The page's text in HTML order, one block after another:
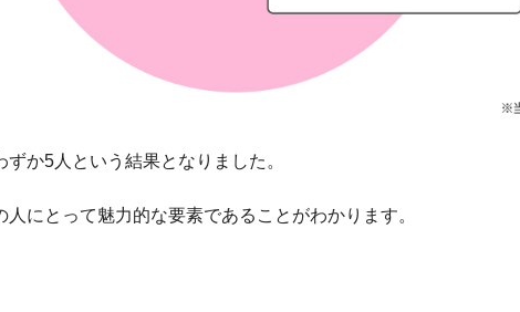
ずか5人という結果となりました。
にとって魅力的な要素であることがわかります。